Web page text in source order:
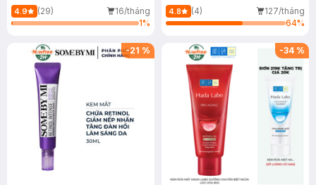
4.9 (29)
16/tháng
1%
Advanced)
4.8 (4)
127/tháng
64%
-21 % -34 %